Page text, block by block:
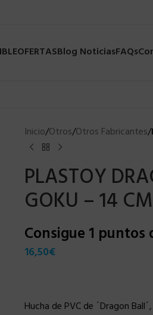
OFERTASBlog NoticiasFAQs
Inicio/Otros/Otros Fabricantes/
PLASTOY
GOKU – 14 CM
Consigue 1 puntos
16,50€
Hucha de PVC de ´Dragon